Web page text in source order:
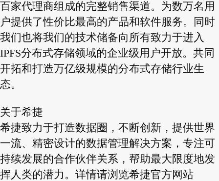
百家代理商组成的完整销售渠道。为数万名用
户提供了性价比最高的产品和软件服务。同时
我们也将我们的技术储备向所有致力于进入
IPFS分布式存储领域的企业级用户开放。共同
开拓和打造万亿级规模的分布式存储行业生
态。
关于希捷
希捷致力于打造数据圈，不断创新，提供世界
一流、精密设计的数据管理解决方案，专注可
持续发展的合作伙伴关系，帮助最大限度地发
挥人类的潜力。详情请浏览希捷官方网站